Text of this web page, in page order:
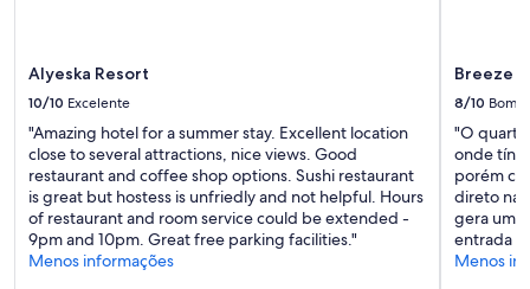
Alyeska Resort
10/10 Excelente
"Amazing hotel for a summer stay. Excellent location
close to several attractions, nice views. Good
restaurant and coffee shop options. Sushi restaurant
is great but hostess is unfriedly and not helpful. Hours
of restaurant and room service could be extended -
9pm and 10pm. Great free parking facilities."
Menos informações
Breeze
8/10 Bom
"O
onde
porém
direto na
gera um
entrada e
Menos